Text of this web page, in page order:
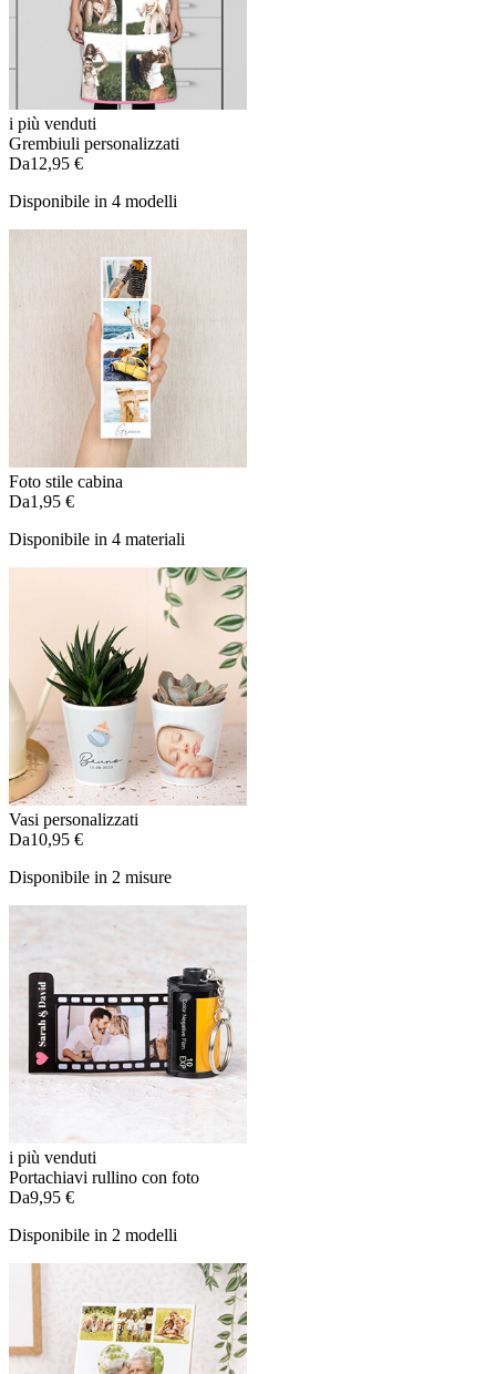
i più venduti
Grembiuli personalizzati
Da12,95 €
Disponibile in 4 modelli
Foto stile cabina
Da1,95 €
Disponibile in 4 materiali
Vasi personalizzati
Da10,95 €
Disponibile in 2 misure
i più venduti
Portachiavi rullino con foto
Da9,95 €
Disponibile in 2 modelli